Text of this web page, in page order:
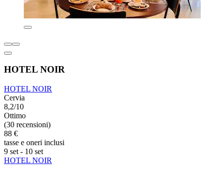
HOTEL NOIR
HOTEL NOIR
Cervia
8,2/10
Ottimo
(30 recensioni)
88 €
tasse e oneri inclusi
9 set - 10 set
HOTEL NOIR